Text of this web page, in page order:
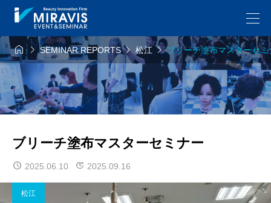
SEMINAR REPORTS松江ブリーチ塗布マスターセミ
ブリーチ塗布マスターセミナー
2025.06.10 2025.09.16
松江